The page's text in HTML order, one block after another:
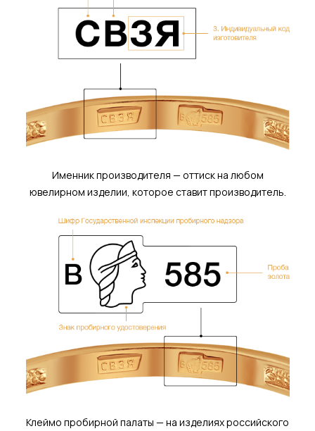
Именник производителя — оттиск на любом
ювелирном изделии, которое ставит производитель.
Клеймо пробирной палаты — на изделиях российского